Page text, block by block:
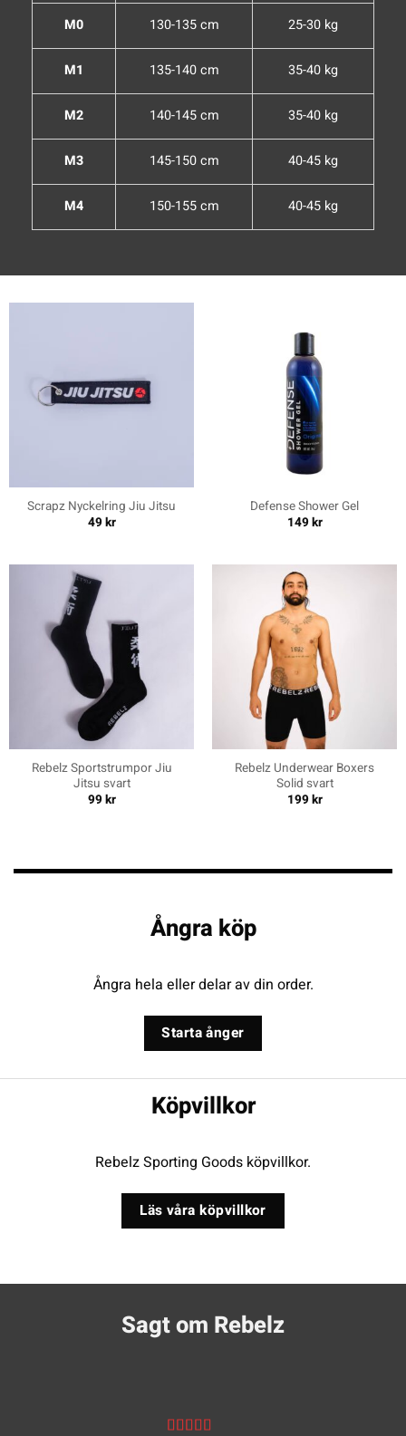
M0 130-135 cm 25-30 kg
M1 135-140 cm 35-40 kg
M2 140-145 cm 35-40 kg
M3 145-150 cm 40-45 kg
M4 150-155 cm 40-45 kg
Scrapz Nyckelring Jiu Jitsu
49kr
Defense Shower Gel
149kr
Rebelz Sportstrumpor Jiu
Jitsu svart
99kr
Rebelz Underwear Boxers
Solid svart
199kr
Ångra köp
Ångra hela eller delar av din order.
Starta ånger
Köpvillkor
Rebelz Sporting Goods köpvillkor.
Läs våra köpvillkor
Sagt om Rebelz